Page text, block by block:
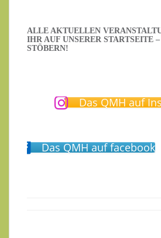
ALLE AKTUELLEN
IHR AUF UNSERER STARTSEITE –
TÖBERN!
Das QMH auf
Das QMH auf facebook